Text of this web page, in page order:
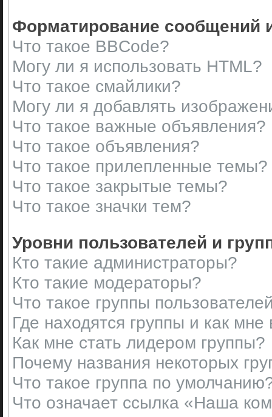
Форматирование сообщений
Что такое BBCode?
Могу ли я использовать HTML?
Что такое смайлики?
Могу ли я добавлять
Что такое важные объявления?
Что такое объявления?
Что такое прилепленные темы?
Что такое закрытые темы?
Что такое значки тем?
Уровни пользователей и
Кто такие администраторы?
Кто такие модераторы?
Что такое группы
Где находятся группы и как мне
Как мне стать лидером группы?
Почему названия некоторых
Что такое группа по
Что означает ссылка «Наша